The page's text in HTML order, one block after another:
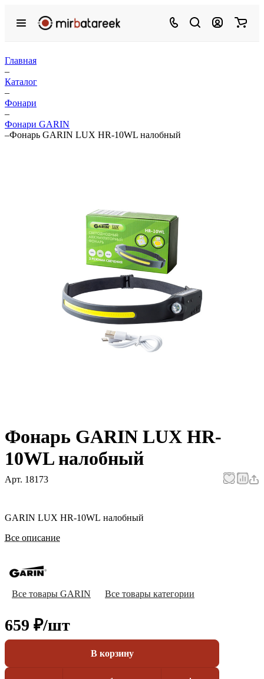
Главная
–
Каталог
–
Фонари
–
Фонари GARIN
–Фонарь GARIN LUX HR-10WL налобный
Фонарь GARIN LUX HR-
10WL налобный
Арт. 18173
GARIN LUX HR-10WL налобный
Все описание
Все товары GARIN Все товары категории
659 ₽/шт
В корзину